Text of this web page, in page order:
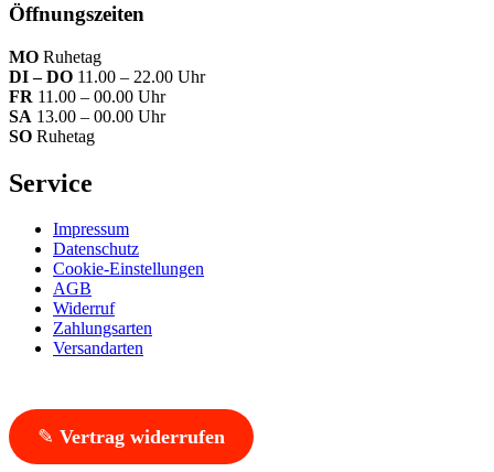
Öffnungszeiten
MO Ruhetag
DI – DO 11.00 – 22.00 Uhr
FR 11.00 – 00.00 Uhr
SA 13.00 – 00.00 Uhr
SO Ruhetag
Service
Impressum
Datenschutz
Cookie-Einstellungen
AGB
Widerruf
Zahlungsarten
Versandarten
✎ Vertrag widerrufen